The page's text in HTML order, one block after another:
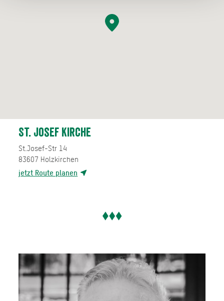
St. Josef Kirche
St.Josef-Str 14
83607 Holzkirchen
jetzt Route planen